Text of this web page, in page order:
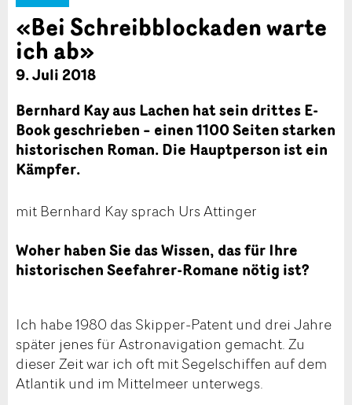
«Bei Schreibblockaden warte
ich ab»
9. Juli 2018
Bernhard Kay aus Lachen hat sein drittes E-
Book geschrieben – einen 1100 Seiten starken
historischen Roman. Die Hauptperson ist ein
Kämpfer.
mit Bernhard Kay sprach Urs Attinger
Woher haben Sie das Wissen, das für Ihre
historischen Seefahrer-Romane nötig ist?
Ich habe 1980 das Skipper-Patent und drei Jahre
später jenes für Astronavigation gemacht. Zu
dieser Zeit war ich oft mit Segelschiffen auf dem
Atlantik und im Mittelmeer unterwegs.